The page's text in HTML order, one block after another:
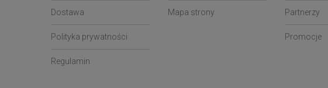
Dostawa
Polityka prywatności
Regulamin
Mapa strony Partnerzy
Promocje